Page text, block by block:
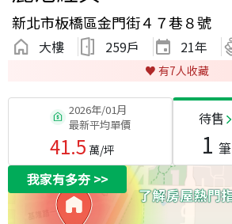
新北市板橋區金門街４７巷８號
大樓 259戶 21年
♥️ 有7人收藏
2026年/01月
最新平均單價
41.5 萬/坪
待售
1 筆
我家有多夯>>